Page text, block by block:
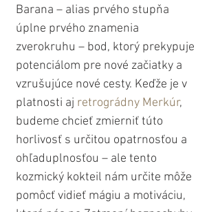
Barana – alias prvého stupňa
úplne prvého znamenia
zverokruhu – bod, ktorý prekypuje
potenciálom pre nové začiatky a
vzrušujúce nové cesty. Keďže je v
platnosti aj retrográdny Merkúr,
budeme chcieť zmierniť túto
horlivosť s určitou opatrnosťou a
ohľaduplnosťou – ale tento
kozmický kokteil nám určite môže
pomôcť vidieť mágiu a motiváciu,